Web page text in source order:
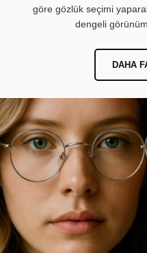
göre gözlük seçimi
dengeli
DAHA